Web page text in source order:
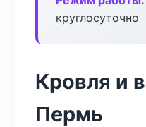
круглосуточно
Кровля и
Пермь